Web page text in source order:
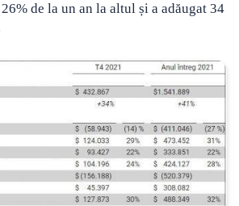
de la un an la altul și a adăugat 34